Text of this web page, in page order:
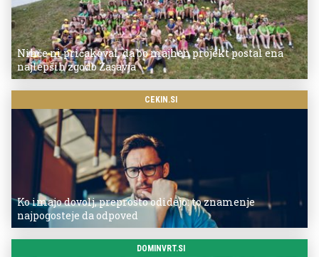
Nihče ni pričakoval, da bo majhen projekt postal ena
najlepših zgodb Zasavja
CEKIN.SI
Ko imajo dovolj, preprosto odidejo: to znamenje
najpogosteje da odpoved
DOMINVRT.SI